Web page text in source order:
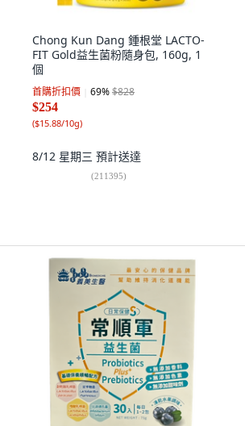
Chong Kun Dang 鍾根堂 LACTO-
FIT Gold益生菌粉隨身包, 160g, 1
個
首購折扣價 69%$828
$254
($15.88/10g)
8/12 星期三 預計送達
(211395)